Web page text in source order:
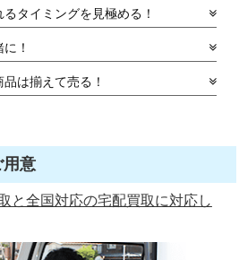
タイミングを見極める！
！
は揃えて売る！
用意
と全国対応の宅配買取に対応し